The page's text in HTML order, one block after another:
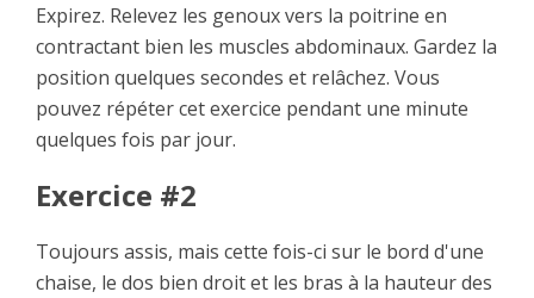
Expirez. Relevez les genoux vers la poitrine en
contractant bien les muscles abdominaux. Gardez la
position quelques secondes et relâchez. Vous
pouvez répéter cet exercice pendant une minute
quelques fois par jour.
Exercice #2
Toujours assis, mais cette fois-ci sur le bord d'une
chaise, le dos bien droit et les bras à la hauteur des